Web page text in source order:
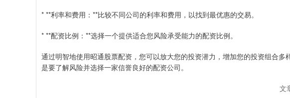
* **利率和费用：**比较不同公司的利率和费用，以找到最优惠的交易。
* **配资比例：**选择一个提供适合您风险承受能力的配资比例。
通过明智地使用昭通股票配资，您可以放大您的投资潜力，增加您的投资组合
是要了解风险并选择一家信誉良好的配资公司。
文